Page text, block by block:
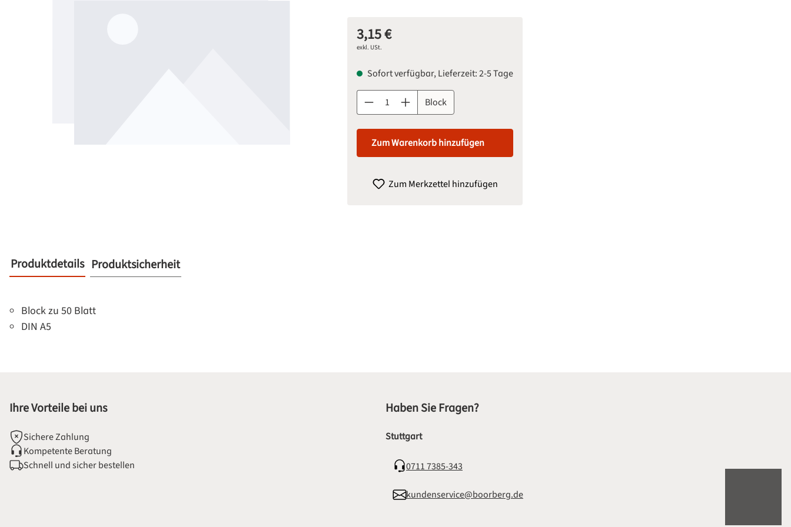
Regulärer Preis:
3,15 €
exkl. USt.
Sofort verfügbar, Lieferzeit: 2-5 Tage
Produkt Anzahl: Gib den gewünschten Wert ein oder benutze die Schaltflächen um die Anzahl zu erhöhen
Block
Zum Warenkorb hinzufügen
Zum Merkzettel hinzufügen
Produktdetails
Block zu 50 Blatt
DIN A5
Produktsicherheit
Ihre Vorteile bei uns
Sichere Zahlung
Kompetente Beratung
Schnell und sicher bestellen
Haben Sie Fragen?
Stuttgart
0711 7385-343
kundenservice@boorberg.de